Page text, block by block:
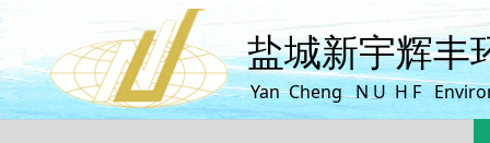
盐城新宇辉丰
Yan Cheng N U H F